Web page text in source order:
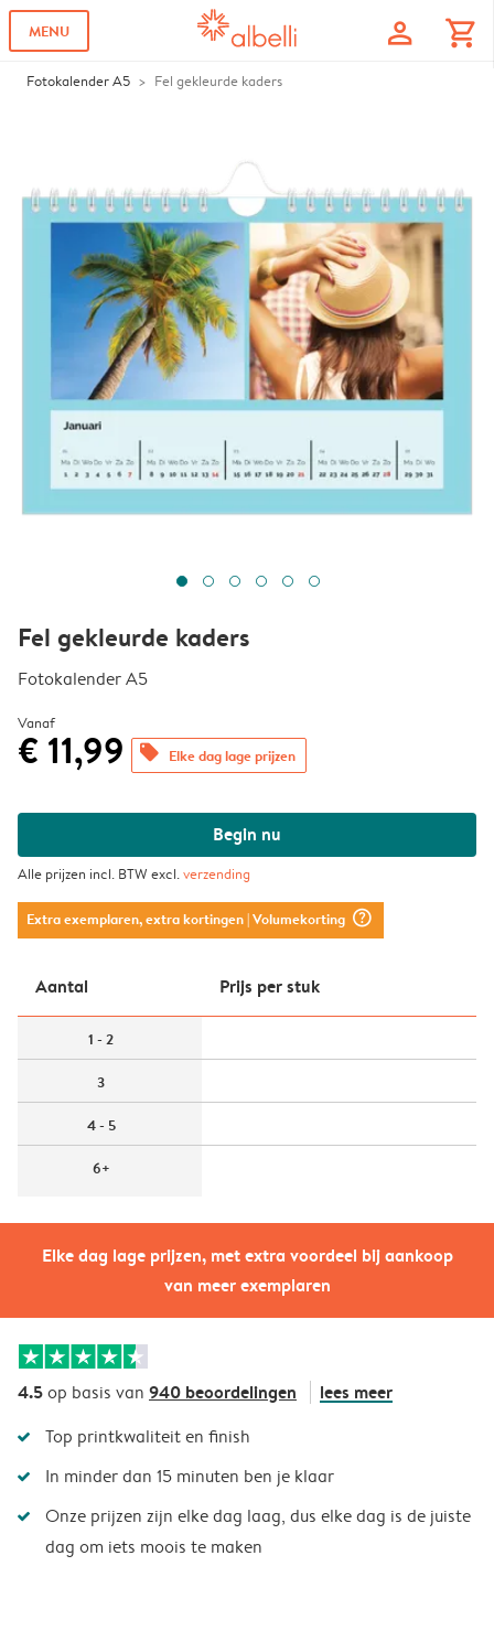
MENU profile shopping_cart
Fotokalender A5 Fel gekleurde kaders
Elke dag lage prijzen, met extra voordeel bij aankoop
van meer exemplaren
Fel gekleurde kaders
Fotokalender A5
Vanaf
€ 11,99 offers Elke dag lage prijzen
Begin nu
Alle prijzen incl. BTW excl.verzending
Extra exemplaren, extra kortingen| Volumekorting question_mark_circle
Aantal Prijs per stuk
1 - 2
3
4 - 5
6+
4.5op basis van 940 beoordelingen lees meer
Top printkwaliteit en finish
In minder dan 15 minuten ben je klaar
Onze prijzen zijn elke dag laag, dus elke dag is de juiste
dag om iets moois te maken